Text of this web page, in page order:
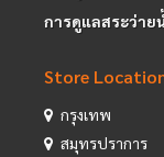
การดูแลสระว่าย
Store
กรุงเทพ
สมุทรปราการ